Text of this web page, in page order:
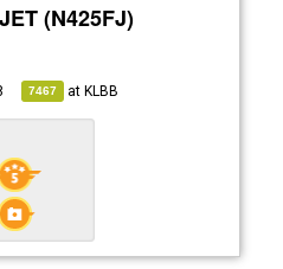
(N425FJ)
7467 atKLBB